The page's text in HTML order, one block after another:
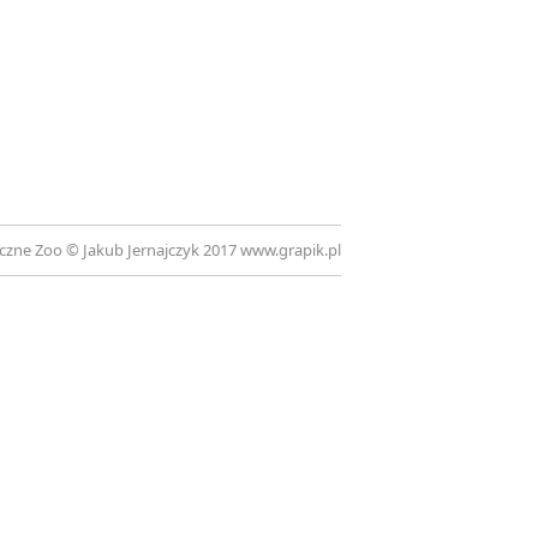
Zoo © Jakub Jernajczyk 2017www.grapik.pl